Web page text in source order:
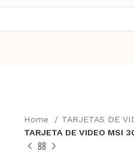
Home
TARJETAS DE
TARJETA DE VIDEO MSI